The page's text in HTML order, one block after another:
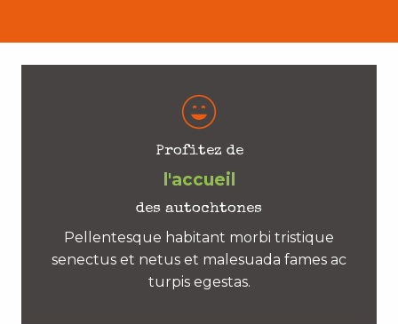
Profitez de
l'accueil
des autochtones
Pellentesque habitant morbi tristique
senectus et netus et malesuada fames ac
turpis egestas.